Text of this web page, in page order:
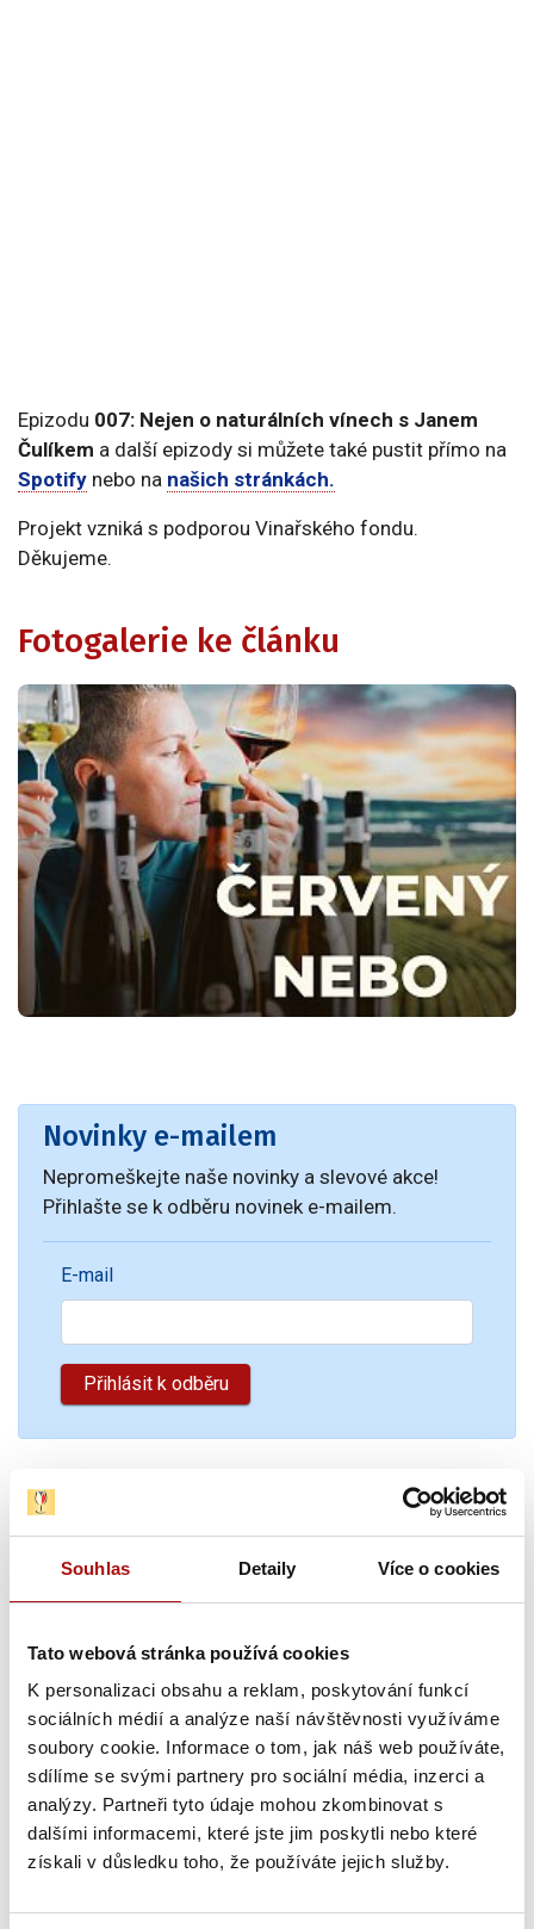
Souhlas Detaily Více o cookies
Tato webová stránka používá cookies
K personalizaci obsahu a reklam, poskytování funkcí
sociálních médií a analýze naší návštěvnosti využíváme
soubory cookie. Informace o tom, jak náš web používáte,
sdílíme se svými partnery pro sociální média, inzerci a
analýzy. Partneři tyto údaje mohou zkombinovat s
dalšími informacemi, které jste jim poskytli nebo které
získali v důsledku toho, že používáte jejich služby.
Epizodu 007: Nejen o naturálních vínech s Janem
Čulíkem a další epizody si můžete také pustit přímo na
Spotify nebo na našich stránkách.
Projekt vzniká s podporou Vinařského fondu.
Děkujeme.
Fotogalerie ke článku
Novinky e-mailem
Nepromeškejte naše novinky a slevové akce!
Přihlašte se k odběru novinek e-mailem.
E-mail
Novinky
Šampionem Národní soutěže vín v Čechách
se stal Ryzlink rýnský z Mělníka
Národní soutěž vín zahájila letošní sezónu opět hodnocením